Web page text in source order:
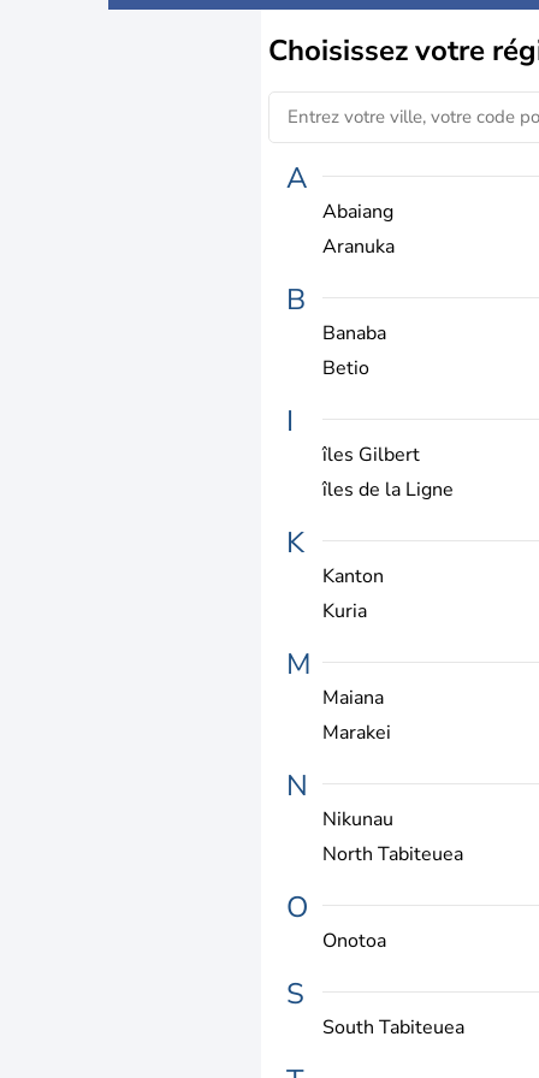
Choisissezvotre
A
Abaiang
Aranuka
B
Banaba
Betio
I
îles Gilbert
îles de la Ligne
K
Kanton
Kuria
M
Maiana
Marakei
N
Nikunau
North Tabiteuea
O
Onotoa
S
South Tabiteuea